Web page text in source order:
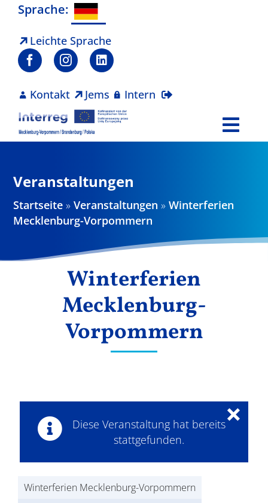
Zum
springen
Sprache:
Leichte Sprache
Kontakt Jems Intern
Projekte
Ergebnisse
Veranstaltungen
Startseite »Veranstaltungen »Winterferien
Mecklenburg-Vorpommern
Winterferien
Mecklenburg-
Vorpommern
Diese Veranstaltung hat bereits
stattgefunden.
×
Winterferien Mecklenburg-Vorpommern